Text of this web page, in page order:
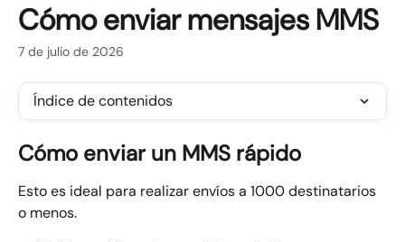
Cómo enviar mensajes MMS
7 de julio de 2026
Índice de contenidos
Cómo enviar un MMS rápido
Esto es ideal para realizar envíos a 1000 destinatarios
o menos.